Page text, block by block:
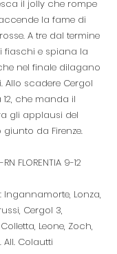
il jolly che rompe
la fame di
A tre dal termine
fiaschi e spiana la
nel finale dilagano
Allo scadere Cergol
che manda il
gli applausi del
da Firenze.
FLORENTIA 9-12
Ingannamorte, Lonza,
Cergol 3,
Leone, Zoch,
All. Colautti